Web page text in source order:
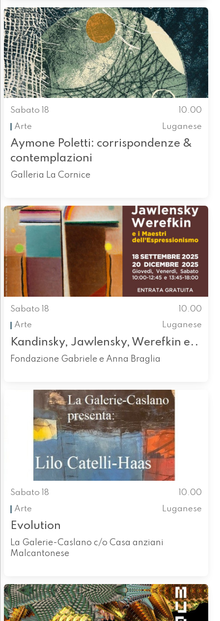
Sabato 18
10.00
Arte
Luganese
Aymone Poletti: corrispondenze &
contemplazioni
Galleria La Cornice
Sabato 18
10.00
Arte
Luganese
Kandinsky, Jawlensky, Werefkin e..
Fondazione Gabriele e Anna Braglia
Sabato 18
10.00
Arte
Luganese
Evolution
La Galerie-Caslano c/o Casa anziani
Malcantonese